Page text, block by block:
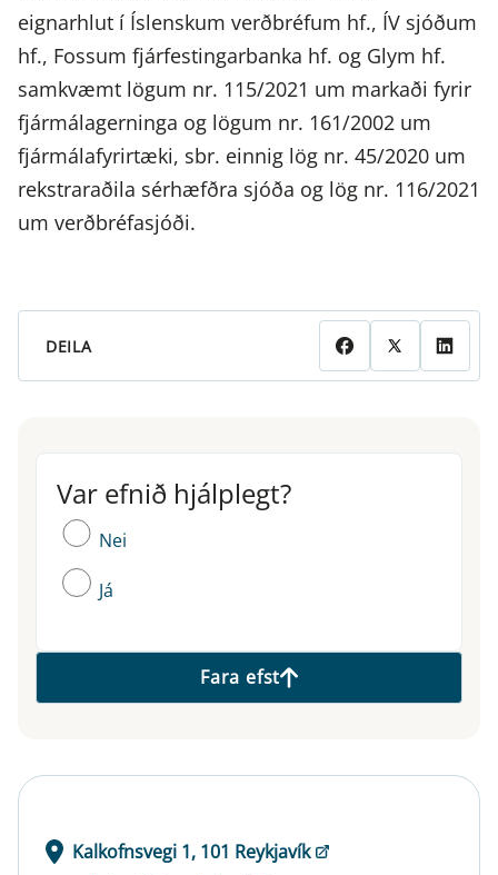
eignarhlut í Íslenskum verðbréfum hf., ÍV sjóðum
hf., Fossum fjárfestingarbanka hf. og Glym hf.
samkvæmt lögum nr. 115/2021 um markaði fyrir
fjármálagerninga og lögum nr. 161/2002 um
fjármálafyrirtæki, sbr. einnig lög nr. 45/2020 um
rekstraraðila sérhæfðra sjóða og lög nr. 116/2021
um verðbréfasjóði.
DEILA
Var efnið hjálplegt?
Var efnið hjálplegt?
Nei
Já
Fara efst
Kalkofnsvegi 1, 101 Reykjavík